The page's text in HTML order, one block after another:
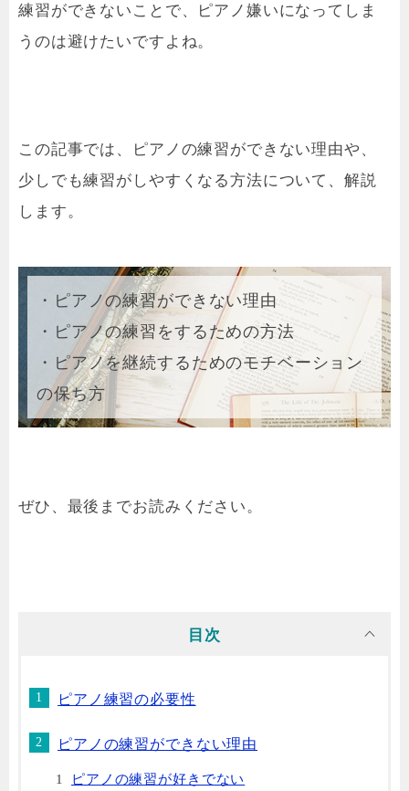
練習ができないことで、ピアノ嫌いになってしま
うのは避けたいですよね。
この記事では、ピアノの練習ができない理由や、
少しでも練習がしやすくなる方法について、解説
します。
・ピアノの練習ができない理由
・ピアノの練習をするための方法
・ピアノを継続するためのモチベーション
の保ち方
ぜひ、最後までお読みください。
目次
ピアノ練習の必要性
ピアノの練習ができない理由
ピアノの練習が好きでない